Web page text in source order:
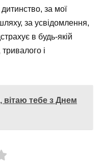
за мої
за усвідомлення,
в будь-якій
і
вітаю тебе з Днем